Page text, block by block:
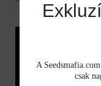
A
csak